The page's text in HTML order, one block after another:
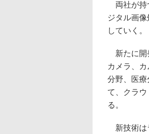
両社が持
ジタル画
していく。
新たに開
カメラ、
分野、医療
て、クラ
る。
新技術は